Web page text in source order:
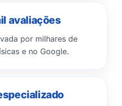
avaliações
por milhares de
e no Google.